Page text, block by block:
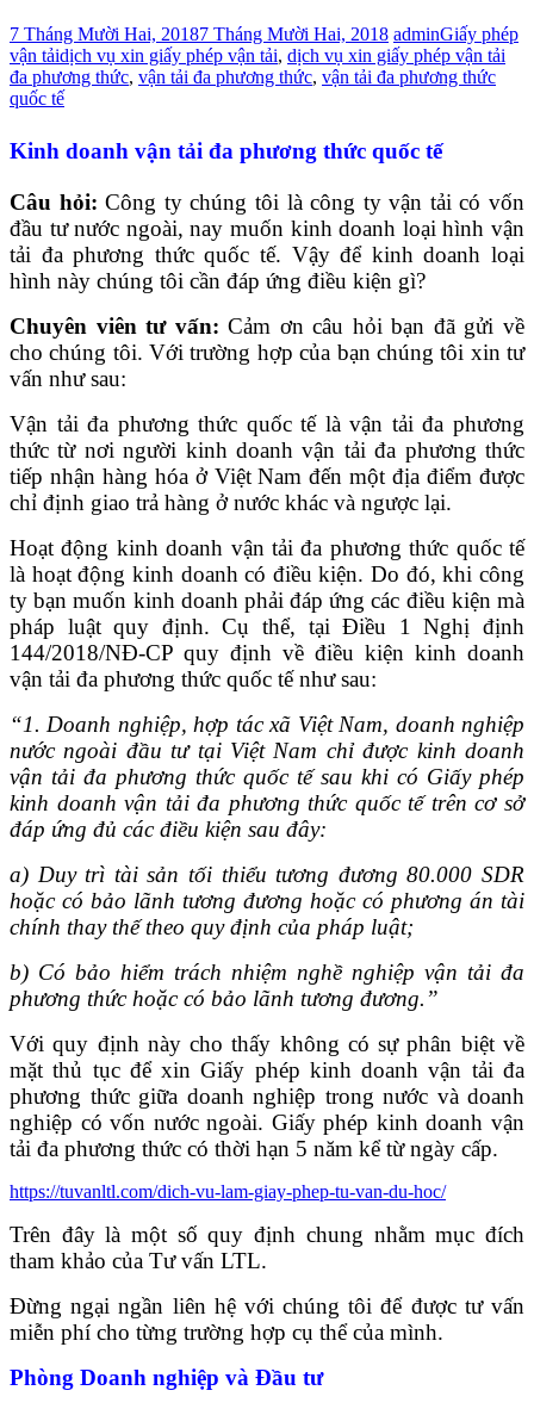
7 Tháng Mười Hai, 20187 Tháng Mười Hai, 2018 adminGiấy phép
vận tảidịch vụ xin giấy phép vận tải, dịch vụ xin giấy phép vận tải
đa phương thức, vận tải đa phương thức, vận tải đa phương thức
quốc tế
Kinh doanh vận tải đa phương thức quốc tế
Câu hỏi: Công ty chúng tôi là công ty vận tải có vốn
đầu tư nước ngoài, nay muốn kinh doanh loại hình vận
tải đa phương thức quốc tế. Vậy để kinh doanh loại
hình này chúng tôi cần đáp ứng điều kiện gì?
Chuyên viên tư vấn: Cảm ơn câu hỏi bạn đã gửi về
cho chúng tôi. Với trường hợp của bạn chúng tôi xin tư
vấn như sau:
Vận tải đa phương thức quốc tế là vận tải đa phương
thức từ nơi người kinh doanh vận tải đa phương thức
tiếp nhận hàng hóa ở Việt Nam đến một địa điểm được
chỉ định giao trả hàng ở nước khác và ngược lại.
Hoạt động kinh doanh vận tải đa phương thức quốc tế
là hoạt động kinh doanh có điều kiện. Do đó, khi công
ty bạn muốn kinh doanh phải đáp ứng các điều kiện mà
pháp luật quy định. Cụ thể, tại Điều 1 Nghị định
144/2018/NĐ-CP quy định về điều kiện kinh doanh
vận tải đa phương thức quốc tế như sau:
“1. Doanh nghiệp, hợp tác xã Việt Nam, doanh nghiệp
nước ngoài đầu tư tại Việt Nam chỉ được kinh doanh
vận tải đa phương thức quốc tế sau khi có Giấy phép
kinh doanh vận tải đa phương thức quốc tế trên cơ sở
đáp ứng đủ các điều kiện sau đây:
a) Duy trì tài sản tối thiểu tương đương 80.000 SDR
hoặc có bảo lãnh tương đương hoặc có phương án tài
chính thay thế theo quy định của pháp luật;
b) Có bảo hiểm trách nhiệm nghề nghiệp vận tải đa
phương thức hoặc có bảo lãnh tương đương.”
Với quy định này cho thấy không có sự phân biệt về
mặt thủ tục để xin Giấy phép kinh doanh vận tải đa
phương thức giữa doanh nghiệp trong nước và doanh
nghiệp có vốn nước ngoài. Giấy phép kinh doanh vận
tải đa phương thức có thời hạn 5 năm kể từ ngày cấp.
https://tuvanltl.com/dich-vu-lam-giay-phep-tu-van-du-hoc/
Trên đây là một số quy định chung nhằm mục đích
tham khảo của Tư vấn LTL.
Đừng ngại ngần liên hệ với chúng tôi để được tư vấn
miễn phí cho từng trường hợp cụ thể của mình.
Phòng Doanh nghiệp và Đầu tư